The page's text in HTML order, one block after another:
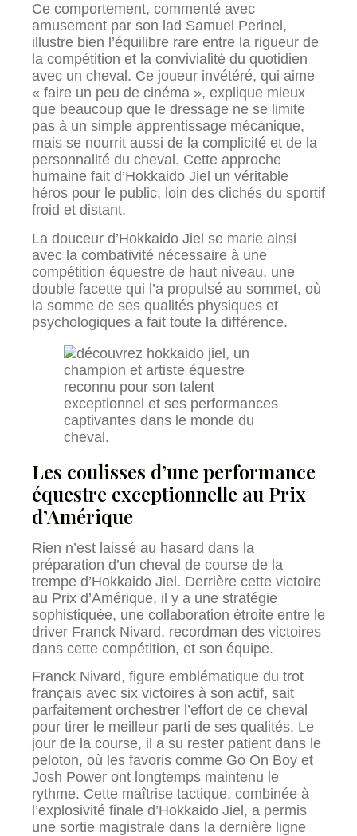
Ce comportement, commenté avec
amusement par son lad Samuel Perinel,
illustre bien l’équilibre rare entre la rigueur de
la compétition et la convivialité du quotidien
avec un cheval. Ce joueur invétéré, qui aime
« faire un peu de cinéma », explique mieux
que beaucoup que le dressage ne se limite
pas à un simple apprentissage mécanique,
mais se nourrit aussi de la complicité et de la
personnalité du cheval. Cette approche
humaine fait d’Hokkaido Jiel un véritable
héros pour le public, loin des clichés du sportif
froid et distant.
La douceur d’Hokkaido Jiel se marie ainsi
avec la combativité nécessaire à une
compétition équestre de haut niveau, une
double facette qui l’a propulsé au sommet, où
la somme de ses qualités physiques et
psychologiques a fait toute la différence.
Les coulisses d’une performance
équestre exceptionnelle au Prix
d’Amérique
Rien n’est laissé au hasard dans la
préparation d’un cheval de course de la
trempe d’Hokkaido Jiel. Derrière cette victoire
au Prix d’Amérique, il y a une stratégie
sophistiquée, une collaboration étroite entre le
driver Franck Nivard, recordman des victoires
dans cette compétition, et son équipe.
Franck Nivard, figure emblématique du trot
français avec six victoires à son actif, sait
parfaitement orchestrer l’effort de ce cheval
pour tirer le meilleur parti de ses qualités. Le
jour de la course, il a su rester patient dans le
peloton, où les favoris comme Go On Boy et
Josh Power ont longtemps maintenu le
rythme. Cette maîtrise tactique, combinée à
l’explosivité finale d’Hokkaido Jiel, a permis
une sortie magistrale dans la dernière ligne